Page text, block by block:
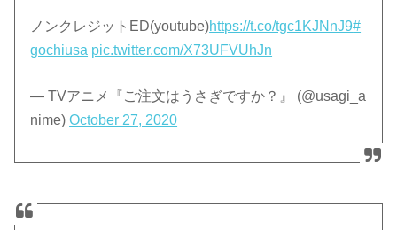
ノンクレジットED(youtube)https://t.co/tgc1KJNnJ9#
gochiusa pic.twitter.com/X73UFVUhJn
— TVアニメ『ご注文はうさぎですか？』 (@usagi_a
nime)October 27, 2020